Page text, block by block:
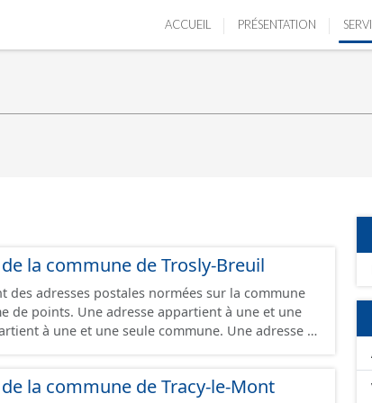
ACCUEIL PRÉSENTATION
la commune de Trosly-Breuil
des adresses postales normées sur la commune
à une et une
à une et une seule commune. Une adresse se
la commune de Tracy-le-Mont